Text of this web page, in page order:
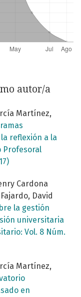
autor/a
Martínez,
reflexión a la
Profesoral
Cardona
David
la gestión
universitaria
Vol. 8 Núm.
Martínez,
en